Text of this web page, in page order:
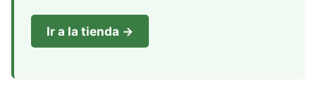
Ir a la tienda →